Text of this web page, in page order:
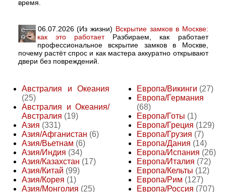
время.
06.07.2026 (Из жизни) Вскрытие замков в Москве:
как это работаетРазбираем, как работает
профессиональное вскрытие замков в Москве,
почему растёт спрос и как мастера аккуратно открывают
двери без повреждений.
Австралия и Океания
(25)
Австралия и Океания/
Австралия (19)
Азия (331)
Азия/Афганистан (6)
Азия/Вьетнам (6)
Азия/Индия (34)
Азия/Казахстан (17)
Азия/Китай (99)
Азия/Корея (1)
Азия/Монголия (25)
Европа/Викинги (27)
Европа/Германия
(68)
Европа/Готы (1)
Европа/Греция (129)
Европа/Грузия (7)
Европа/Дания (14)
Европа/Испания (26)
Европа/Италия (72)
Европа/Кельты (12)
Европа/Рим (127)
Европа/Россия (707)